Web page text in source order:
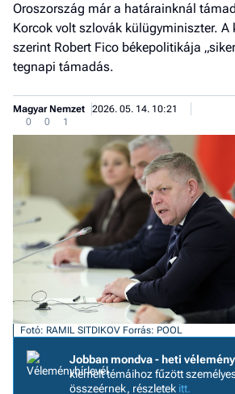
Oroszország már a határainknál
Korcok volt szlovák külügyminiszter. A
szerint Robert Fico békepolitikája
tegnapi támadás.
Magyar Nemzet
2026. 05. 14. 10:21
0
0 1
Fotó: RAMIL SITDIKOV Forrás: POOL
Jobban mondva - heti
kiemelt témáihoz fűzött
összeérnek, részletek itt.